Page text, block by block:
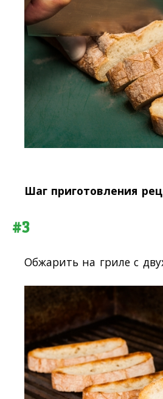
Шаг приготовления
#3
Обжарить на гриле с